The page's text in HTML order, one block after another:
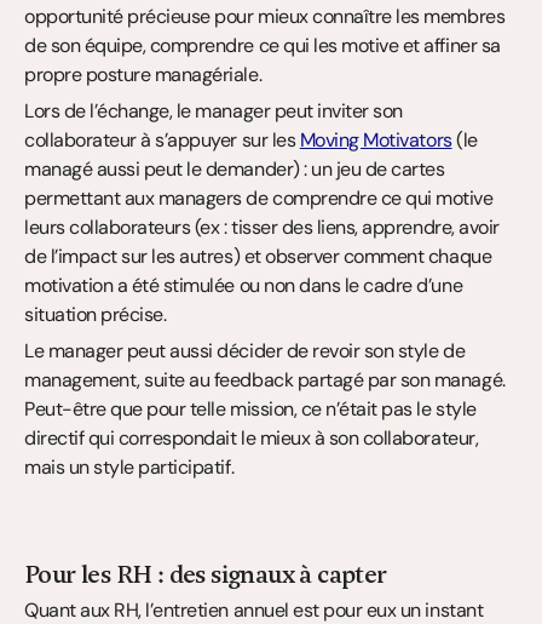
opportunité précieuse pour mieux connaître les membres
de son équipe, comprendre ce qui les motive et affiner sa
propre posture managériale.
Lors de l’échange, le manager peut inviter son
collaborateur à s’appuyer sur les Moving Motivators (le
managé aussi peut le demander) : un jeu de cartes
permettant aux managers de comprendre ce qui motive
leurs collaborateurs (ex : tisser des liens, apprendre, avoir
de l’impact sur les autres) et observer comment chaque
motivation a été stimulée ou non dans le cadre d’une
situation précise.
Le manager peut aussi décider de revoir son style de
management, suite au feedback partagé par son managé.
Peut-être que pour telle mission, ce n’était pas le style
directif qui correspondait le mieux à son collaborateur,
mais un style participatif.
Pour les RH : des signaux à capter
Quant aux RH, l’entretien annuel est pour eux un instant